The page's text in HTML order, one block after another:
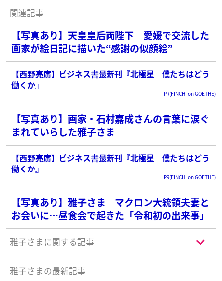
関連記事
【写真あり】天皇皇后両陛下 愛媛で交流した
画家が絵日記に描いた“感謝の似顔絵”
【西野亮廣】ビジネス書最新刊『北極星 僕たちはどう
働くか』
PR(FINCHI on GOETHE)
【写真あり】画家・石村嘉成さんの言葉に涙ぐ
まれていらした雅子さま
【西野亮廣】ビジネス書最新刊『北極星 僕たちはどう
働くか』
PR(FINCHI on GOETHE)
【写真あり】雅子さま マクロン大統領夫妻と
お会いに…昼食会で起きた「令和初の出来事」
雅子さまに関する記事
雅子さまの最新記事